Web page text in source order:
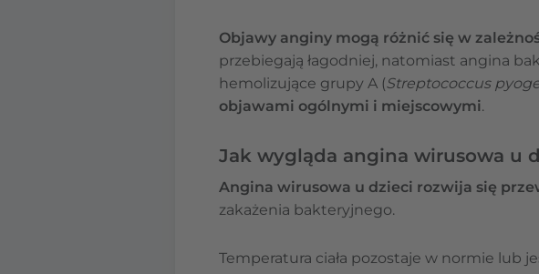
Objawy anginy mogą różnić się w
przebiegają łagodniej, natomiast angina
hemolizujące grupy A (Streptococcus
objawami ogólnymi i miejscowymi.
Jak wygląda angina wirusowa u
Angina wirusowa u dzieci rozwija się
zakażenia bakteryjnego.
Temperatura ciała pozostaje w normie lub